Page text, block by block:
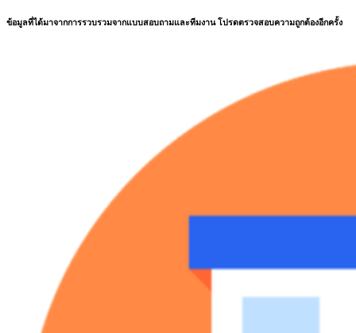
ข้อมูลที่ได้มาจากการรวบรวมจากแบบสอบถามและทีมงาน โปรดตรวจสอบความถูกต้องอีกครั้ง